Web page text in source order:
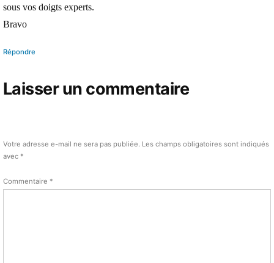
sous vos doigts experts.
Bravo
Répondre
Laisser un commentaire
Votre adresse e-mail ne sera pas publiée. Les champs obligatoires sont indiqués
avec *
Commentaire *